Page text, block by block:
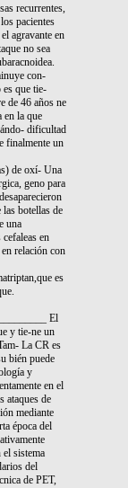
recurrentes,
pacientes
agravante en
no sea
con-
es que tie-
de 46 años ne
en la que
dificultad
finalmente un
de oxí- Una
geno para
botellas de
una
en
relación con
es
El
y tie-ne un
La CR es
bién puede
y
en el
ataques de
mediante
época del
sistema
del
de PET,